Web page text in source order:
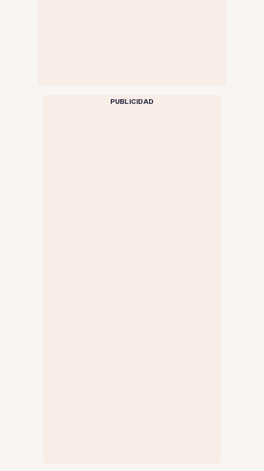
PUBLICIDAD